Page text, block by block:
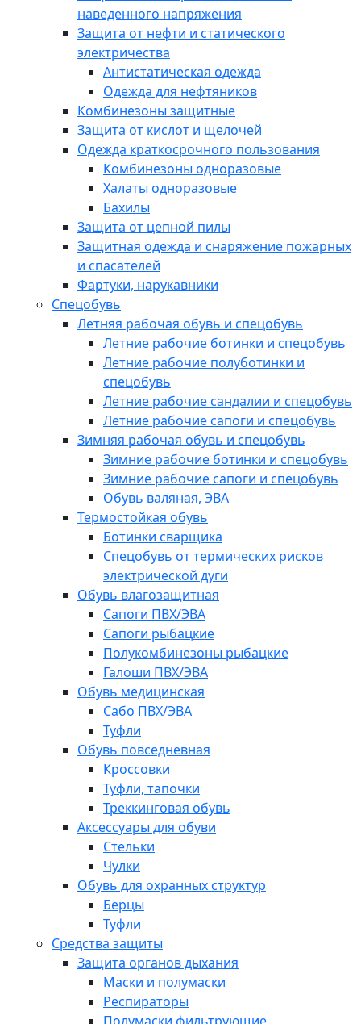
наведенного напряжения
Защита от нефти и статического
электричества
Антистатическая одежда
Одежда для нефтяников
Комбинезоны защитные
Защита от кислот и щелочей
Одежда краткосрочного пользования
Комбинезоны одноразовые
Халаты одноразовые
Бахилы
Защита от цепной пилы
Защитная одежда и снаряжение пожарных
и спасателей
Фартуки, нарукавники
Спецобувь
Летняя рабочая обувь и спецобувь
Летние рабочие ботинки и спецобувь
Летние рабочие полуботинки и
спецобувь
Летние рабочие сандалии и спецобувь
Летние рабочие сапоги и спецобувь
Зимняя рабочая обувь и спецобувь
Зимние рабочие ботинки и спецобувь
Зимние рабочие сапоги и спецобувь
Обувь валяная, ЭВА
Термостойкая обувь
Ботинки сварщика
Спецобувь от термических рисков
электрической дуги
Обувь влагозащитная
Сапоги ПВХ/ЭВА
Сапоги рыбацкие
Полукомбинезоны рыбацкие
Галоши ПВХ/ЭВА
Обувь медицинская
Сабо ПВХ/ЭВА
Туфли
Обувь повседневная
Кроссовки
Туфли, тапочки
Треккинговая обувь
Аксессуары для обуви
Стельки
Чулки
Обувь для охранных структур
Берцы
Туфли
Средства защиты
Защита органов дыхания
Маски и полумаски
Респираторы